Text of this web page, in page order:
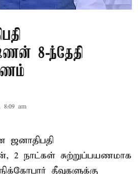
8-ந்தேதி
8:09 am
ஜனாதிபதி
2 நாட்கள் சுற்றுப்பயணமாக
தீவுகளுக்கு